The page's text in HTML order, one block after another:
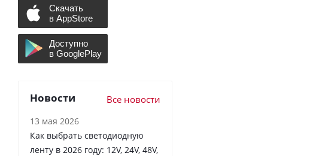
Новости Все новости
13 мая 2026
Как выбрать светодиодную
ленту в 2026 году: 12V, 24V, 48V,